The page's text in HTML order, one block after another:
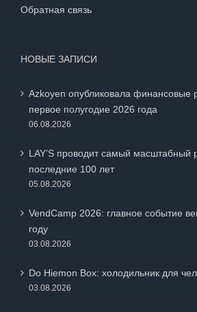
Обратная связь
НОВЫЕ ЗАПИСИ
Azkoyen опубликовала финансовые
первое полугодие 2026 года
06.08.2026
LAY’S проводит самый масштабный
последние 100 лет
05.08.2026
VendCamp 2026: главное событие
году
03.08.2026
Do Hiemon Box: холодильник для
03.08.2026